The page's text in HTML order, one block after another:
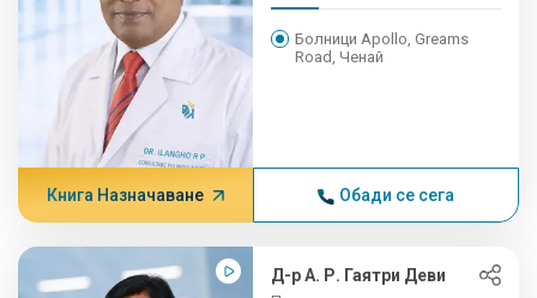
Болници Apollo, Greams
Road, Ченай
Книга Назначаване Обади се сега
Д-р А. Р. Гаятри Деви